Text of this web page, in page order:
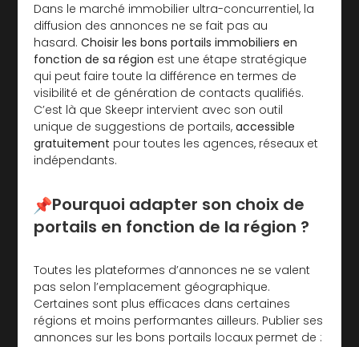
Dans le marché immobilier ultra-concurrentiel, la
diffusion des annonces ne se fait pas au
hasard.Choisir les bons portails immobiliers en
fonction de sa région est une étape stratégique
qui peut faire toute la différence en termes de
visibilité et de génération de contacts qualifiés.
C’est là que Skeepr intervient avec son outil
unique de suggestions de portails,accessible
gratuitement pour toutes les agences, réseaux et
indépendants.
Pourquoi adapter son choix de
portails en fonction de la région ?
Toutes les plateformes d’annonces ne se valent
pas selon l’emplacement géographique.
Certaines sont plus efficaces dans certaines
régions et moins performantes ailleurs. Publier ses
annonces sur les bons portails locaux permet de :